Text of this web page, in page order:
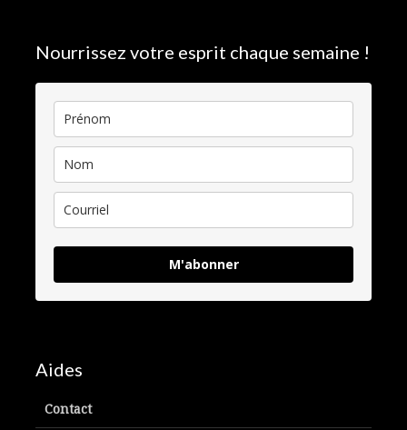
Nourrissez votre esprit chaque semaine !
M'abonner
Aides
Contact